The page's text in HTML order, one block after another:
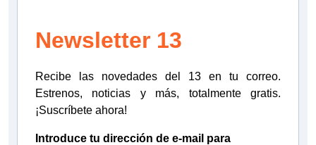
Newsletter 13
Recibe las novedades del 13 en tu correo.
Estrenos, noticias y más, totalmente gratis.
¡Suscríbete ahora!
Introduce tu dirección de e-mail para